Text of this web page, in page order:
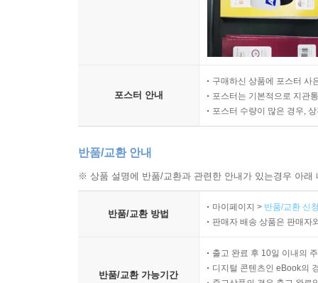
포스터 안내
구매하신 상품에 포스터 사
포스터는 기본적으로 지관
포스터 수량이 많은 경우,
반품/교환 안내
※ 상품 설명에 반품/교환과 관련한 안내가 있는경우 아
반품/교환 방법
마이페이지 > 반품/교환 신
판매자 배송 상품은 판매자
반품/교환 가능기간
출고 완료 후 10일 이내의
디지털 콘텐츠인 eBook의